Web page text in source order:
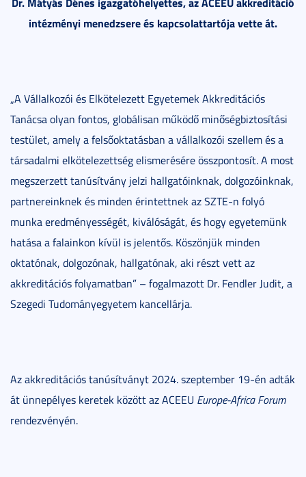
intézményi menedzsere és kapcsolattartója vette át.
„A Vállalkozói és Elkötelezett Egyetemek Akkreditációs
Tanácsa olyan fontos, globálisan működő minőségbiztosítási
testület, amely a felsőoktatásban a vállalkozói szellem és a
társadalmi elkötelezettség elismerésére összpontosít. A most
megszerzett tanúsítvány jelzi hallgatóinknak, dolgozóinknak,
partnereinknek és minden érintettnek az SZTE-n folyó
munka eredményességét, kiválóságát, és hogy egyetemünk
hatása a falainkon kívül is jelentős. Köszönjük minden
oktatónak, dolgozónak, hallgatónak, aki részt vett az
akkreditációs folyamatban” – fogalmazott Dr. Fendler Judit, a
Szegedi Tudományegyetem kancellárja.
Az akkreditációs tanúsítványt 2024. szeptember 19-én adták
át ünnepélyes keretek között az ACEEU Europe-Africa Forum
rendezvényén.